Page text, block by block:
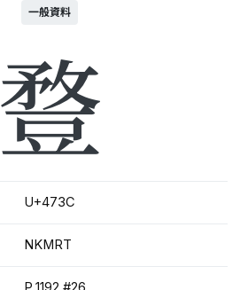
一般資料
䜼
U+473C
NKMRT